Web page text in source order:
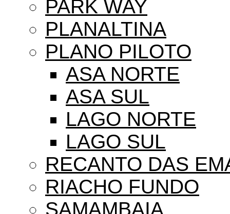
PARK WAY
PLANALTINA
PLANO PILOTO
ASA NORTE
ASA SUL
LAGO NORTE
LAGO SUL
RECANTO DAS
RIACHO FUNDO
SAMAMBAIA